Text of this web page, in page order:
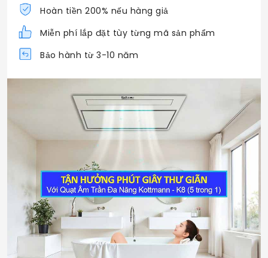
Hoàn tiền 200% nếu hàng giả
Miễn phí lắp đặt tùy từng mã sản phẩm
Bảo hành từ 3-10 năm